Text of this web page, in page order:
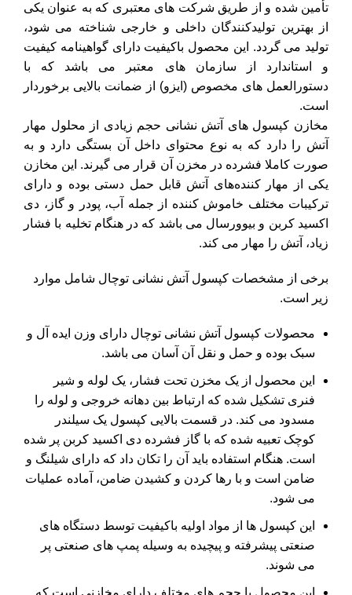
تأمین شده و از طریق شرکت های معتبری که به عنوان یکی
از بهترین تولیدکنندگان داخلی و خارجی شناخته می شود،
تولید می گردد. این محصول باکیفیت دارای گواهینامه کیفیت
و استاندارد از سازمان های معتبر می باشد که با
دستورالعمل های مخصوص (ایزو) از ضمانت بالایی برخوردار
است.
مخازن کپسول های آتش نشانی حجم زیادی از محلول مهار
آتش را دارد که به نوع محتوای داخل آن بستگی دارد و به
صورت کاملا فشرده در مخزن آن قرار می گیرند. این مخازن
یکی از مهار ‌کننده‌های آتش قابل حمل دستی بوده و دارای
ترکیبات مختلف خاموش کننده از جمله آب، پودر و گاز، دی
اکسید کربن و بیوورسال می باشد که در هنگام تخلیه با فشار
زیاد، آتش را مهار می کند.
برخی از مشخصات کپسول آتش نشانی توچال شامل موارد
زیر است.
محصولات کپسول آتش نشانی توچال دارای وزن ایده آل و
سبک بوده و حمل و نقل آن آسان می باشد.
این محصول از یک مخزن تحت فشار، یک لوله و شیر
فنری تشکیل شده که ارتباط بین دهانه خروجی و لوله را
مسدود می کند. در قسمت بالایی کپسول یک سیلندر
کوچک تعبیه شده که با گاز فشرده دی اکسید کربن پر شده
است. هنگام استفاده باید آن را تکان داد که دارای شیلنگ و
ضامن است و با رها کردن و کشیدن ضامن، آماده عملیات
می شود.
این کپسول ها از مواد اولیه باکیفیت توسط دستگاه های
صنعتی پیشرفته و پیچیده به وسیله پمپ های صنعتی پر
می شوند.
این محصول با حجم های مختلف دارای مخازنی است که